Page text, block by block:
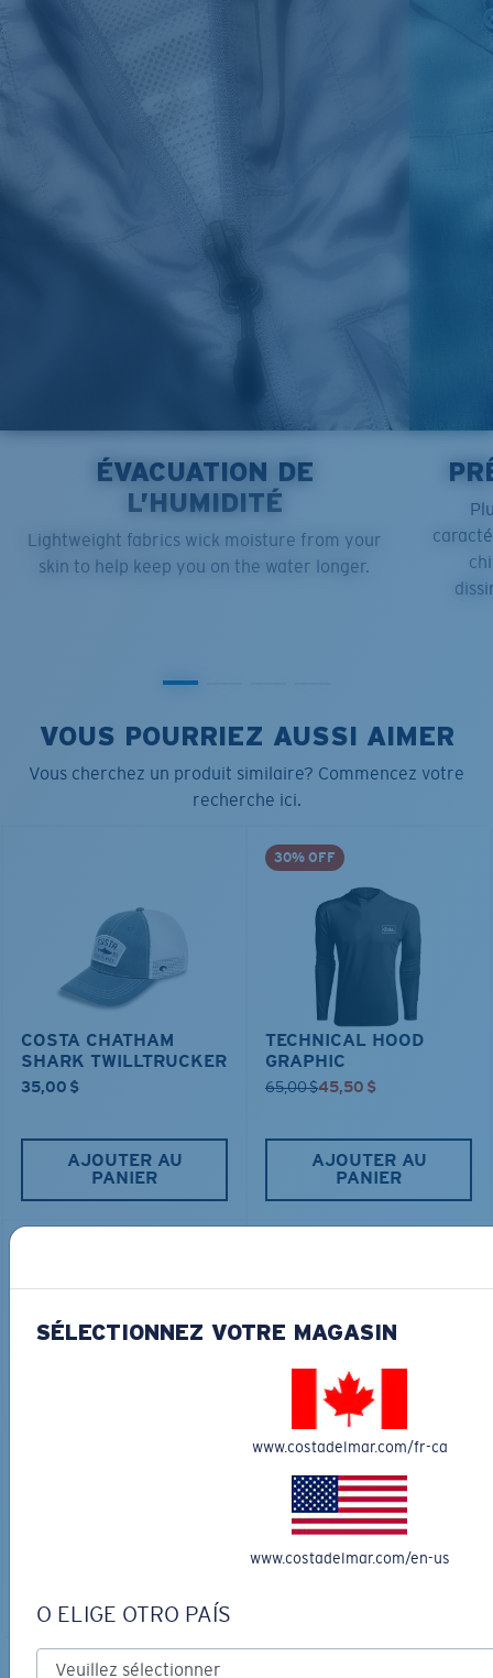
ÉVACUATION DE
L’HUMIDITÉ
Lightweight fabrics wick moisture from your
skin to help keep you on the water longer.
VOUS POURRIEZ AUSSI AIMER
Vous cherchez un produit similaire? Commencez votre
recherche ici.
COSTA CHATHAM
SHARK TWILLTRUCKER
35,00 $
AJOUTER AU
PANIER
30% OFF
TECHNICAL HOOD
GRAPHIC
65,00 $45,50 $
AJOUTER AU
PANIER
BLUE MIND WATER
AJOUTER AU
PANIER
SÉLECTIONNEZ VOTRE MAGASIN
www.costadelmar.com/fr-ca
www.costadelmar.com/en-us
O ELIGE OTRO PAÍS